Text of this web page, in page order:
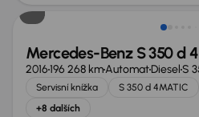
Mercedes-Benz S 350 d
2016196 268 kmAutomatDieselS
Servisní knížka S 350 d 4MATIC
+8 dalších